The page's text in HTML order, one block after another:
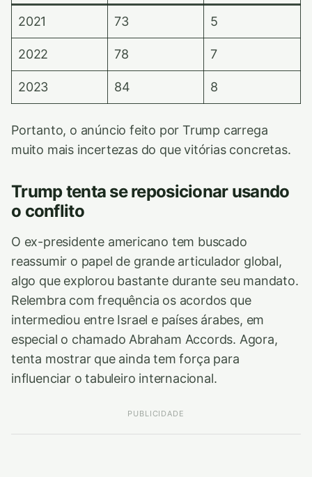
2021 73 5
2022 78 7
2023 84 8
Portanto, o anúncio feito por Trump carrega
muito mais incertezas do que vitórias concretas.
Trump tenta se reposicionar usando
o conflito
O ex-presidente americano tem buscado
reassumir o papel de grande articulador global,
algo que explorou bastante durante seu mandato.
Relembra com frequência os acordos que
intermediou entre Israel e países árabes, em
especial o chamado Abraham Accords. Agora,
tenta mostrar que ainda tem força para
influenciar o tabuleiro internacional.
PUBLICIDADE